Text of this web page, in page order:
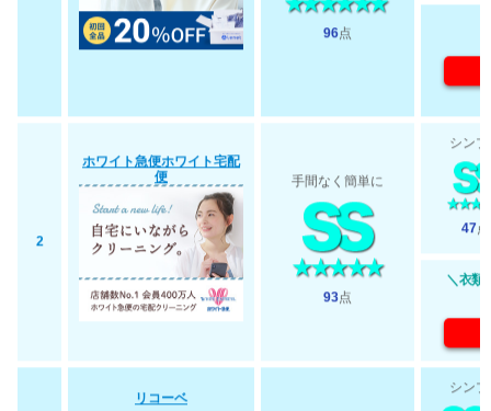
96点
2
ホワイト急便ホワイト宅配
便
手間なく簡単に
93点
シン
47点
＼衣類
リコーベ
シン